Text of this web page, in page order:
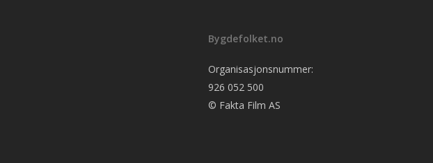
Bygdefolket.no
Organisasjonsnummer:
926 052 500
© Fakta Film AS